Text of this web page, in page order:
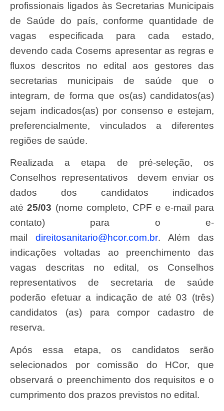
profissionais ligados às Secretarias Municipais
de Saúde do país, conforme quantidade de
vagas especificada para cada estado,
devendo cada Cosems apresentar as regras e
fluxos descritos no edital aos gestores das
secretarias municipais de saúde que o
integram, de forma que os(as) candidatos(as)
sejam indicados(as) por consenso e estejam,
preferencialmente, vinculados a diferentes
regiões de saúde.
Realizada a etapa de pré-seleção, os
Conselhos representativos devem enviar os
dados dos candidatos indicados
até25/03 (nome completo, CPF e e-mail para
contato) para o e-
mail direitosanitario@hcor.com.br. Além das
indicações voltadas ao preenchimento das
vagas descritas no edital, os Conselhos
representativos de secretaria de saúde
poderão efetuar a indicação de até 03 (três)
candidatos (as) para compor cadastro de
reserva.
Após essa etapa, os candidatos serão
selecionados por comissão do HCor, que
observará o preenchimento dos requisitos e o
cumprimento dos prazos previstos no edital.